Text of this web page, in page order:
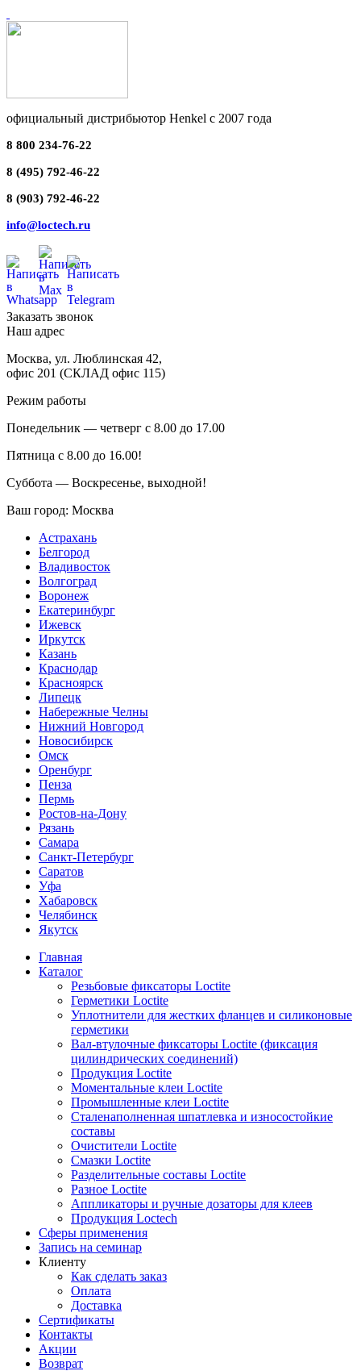
официальный дистрибьютор Henkel с 2007 года
8 800 234-76-22
8 (495) 792-46-22
8 (903) 792-46-22
info@loctech.ru
Заказать звонок
Наш адрес
Москва, ул. Люблинская 42,
офис 201 (СКЛАД офис 115)
Режим работы
Понедельник — четверг с 8.00 до 17.00
Пятница с 8.00 до 16.00!
Суббота — Воскресенье, выходной!
Ваш город: Москва
Астрахань
Белгород
Владивосток
Волгоград
Воронеж
Екатеринбург
Ижевск
Иркутск
Казань
Краснодар
Красноярск
Липецк
Набережные Челны
Нижний Новгород
Новосибирск
Омск
Оренбург
Пенза
Пермь
Ростов-на-Дону
Рязань
Самара
Санкт-Петербург
Саратов
Уфа
Хабаровск
Челябинск
Якутск
Главная
Каталог
Резьбовые фиксаторы Loctite
Герметики Loctite
Уплотнители для жестких фланцев и силиконовые
герметики
Вал-втулочные фиксаторы Loctite (фиксация
цилиндрических соединений)
Продукция Loctite
Моментальные клеи Loctite
Промышленные клеи Loctite
Сталенаполненная шпатлевка и износостойкие
составы
Очистители Loctite
Смазки Loctite
Разделительные составы Loctite
Разное Loctite
Аппликаторы и ручные дозаторы для клеев
Продукция Loctech
Сферы применения
Запись на семинар
Клиенту
Как сделать заказ
Оплата
Доставка
Сертификаты
Контакты
Акции
Возврат